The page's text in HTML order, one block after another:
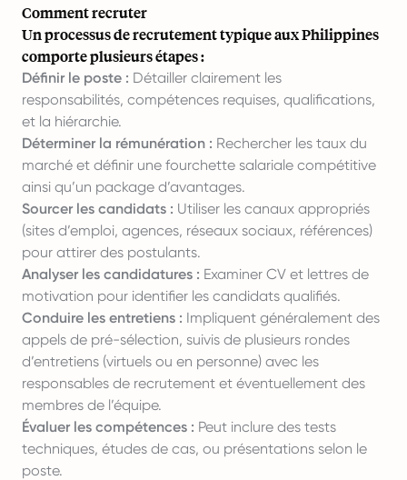
Comment recruter
Un processus de recrutement typique aux Philippines
comporte plusieurs étapes :
Définir le poste : Détailler clairement les
responsabilités, compétences requises, qualifications,
et la hiérarchie.
Déterminer la rémunération : Rechercher les taux du
marché et définir une fourchette salariale compétitive
ainsi qu’un package d’avantages.
Sourcer les candidats : Utiliser les canaux appropriés
(sites d’emploi, agences, réseaux sociaux, références)
pour attirer des postulants.
Analyser les candidatures : Examiner CV et lettres de
motivation pour identifier les candidats qualifiés.
Conduire les entretiens : Impliquent généralement des
appels de pré-sélection, suivis de plusieurs rondes
d’entretiens (virtuels ou en personne) avec les
responsables de recrutement et éventuellement des
membres de l’équipe.
Évaluer les compétences : Peut inclure des tests
techniques, études de cas, ou présentations selon le
poste.